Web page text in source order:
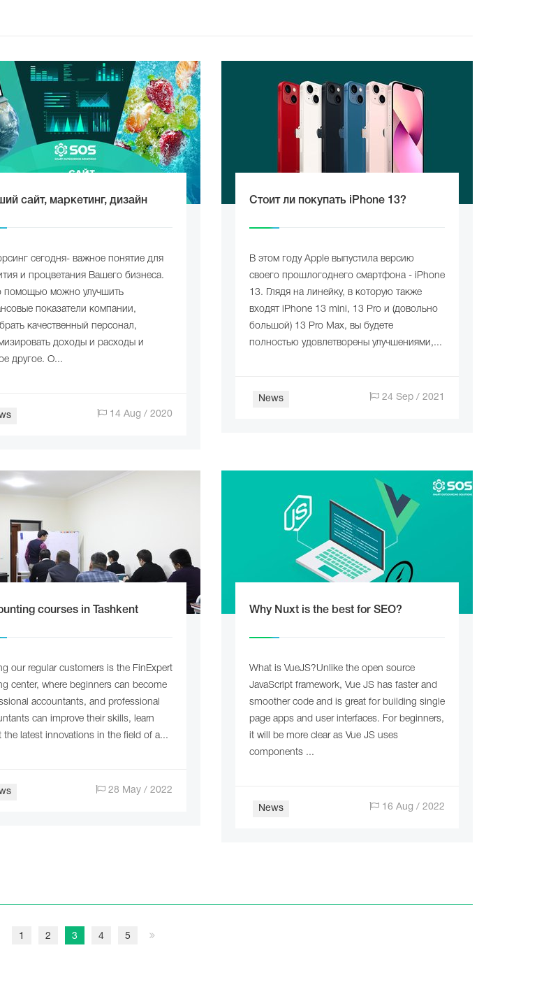
сайт, маркетинг, дизайн
сегодня- важное понятие для
и процветания Вашего бизнеса.
помощью можно улучшить
показатели компании,
качественный персонал,
доходы и расходы и
другое. О...
14 Aug / 2020
Стоит ли покупать iPhone 13?
В этом году Apple выпустила версию
своего прошлогоднего смартфона - iPhone
13. Глядя на линейку, в которую также
входят iPhone 13 mini, 13 Pro и (довольно
большой) 13 Pro Max, вы будете
полностью удовлетворены улучшениями,...
News 24 Sep / 2021
courses in Tashkent
our regular customers is the FinExpert
center, where beginners can become
accountants, and professional
can improve their skills, learn
the latest innovations in the field of a...
28 May / 2022
Why Nuxt is the best for SEO?
What is VueJS?Unlike the open source
JavaScript framework, Vue JS has faster and
smoother code and is great for building single
page apps and user interfaces. For beginners,
it will be more clear as Vue JS uses
components ...
News 16 Aug / 2022
1 2 3 4 5